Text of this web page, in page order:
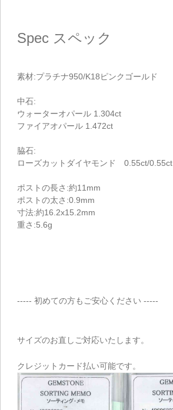
Spec スペック
素材:プラチナ950/K18ピンクゴールド
中石:
ウォーターオパール 1.304ct
ファイアオパール 1.472ct
脇石:
ローズカットダイヤモンド 0.55ct/0.55ct
ポストの長さ:約11mm
ポストの太さ:0.9mm
寸法:約16.2x15.2mm
重さ:5.6g
----- 初めての方もご安心ください -----
サイズのお直しご対応いたします。
クレジットカード払い可能です。